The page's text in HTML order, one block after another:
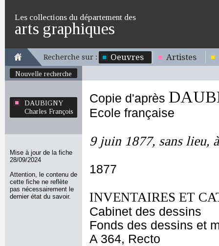
Les collections du département des
arts graphiques
Recherche sur : Oeuvres Artistes
Nouvelle recherche
DAUBIGNY
Charles François
Mise à jour de la fiche
28/09/2024
Attention, le contenu de
cette fiche ne reflète
pas nécessairement le
dernier état du savoir.
Copie d'après
Ecole française
9 juin 1877, sans lieu,
1877
INVENTAIRES ET
Cabinet des dessins
Fonds des dessins et
A 364, Recto